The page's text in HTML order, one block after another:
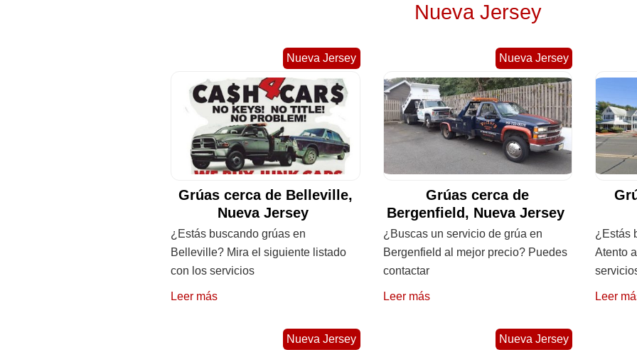
Nueva Jersey
Nueva Jersey
Grúas cerca de Belleville,
Nueva Jersey
¿Estás buscando grúas en
Belleville? Mira el siguiente listado
con los servicios
Leer más
Nueva Jersey
Grúas cerca de
Bergenfield, Nueva Jersey
¿Buscas un servicio de grúa en
Bergenfield al mejor precio? Puedes
contactar
Leer más
¿Estás
Atento
Leer
Nueva Jersey Nueva Jersey